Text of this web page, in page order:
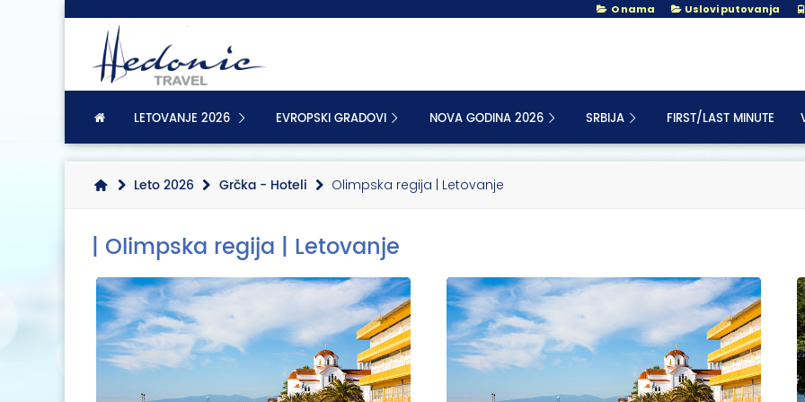
O nama Uslovi putovanja
LETOVANJE 2026 EVROPSKI GRADOVI NOVA GODINA 2026 SRBIJA FIRST/LAST MINUTE
Leto 2026 Grčka - Hoteli Olimpska regija | Letovanje
| Olimpska regija | Letovanje